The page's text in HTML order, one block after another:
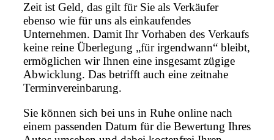
Zeit ist Geld, das gilt für Sie als Verkäufer
ebenso wie für uns als einkaufendes
Unternehmen. Damit Ihr Vorhaben des Verkaufs
keine reine Überlegung „für irgendwann“ bleibt,
ermöglichen wir Ihnen eine insgesamt zügige
Abwicklung. Das betrifft auch eine zeitnahe
Terminvereinbarung.
Sie können sich bei uns in Ruhe online nach
einem passenden Datum für die Bewertung Ihres